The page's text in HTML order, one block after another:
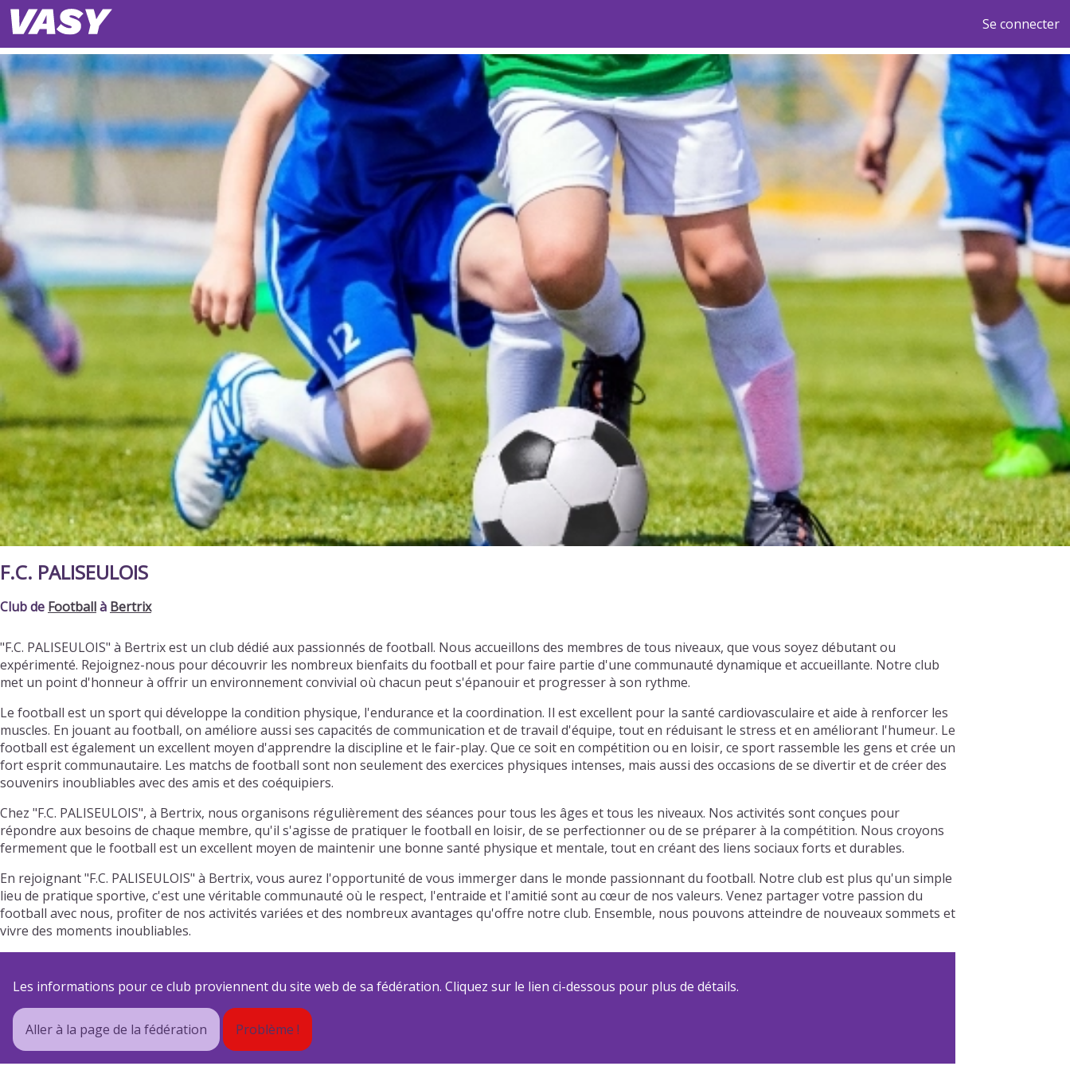
Se connecter
F.C. PALISEULOIS
Club de Footballà Bertrix
"F.C. PALISEULOIS" à Bertrix est un club dédié aux passionnés de football. Nous accueillons des membres de tous niveaux, que vous soyez débutant ou
expérimenté. Rejoignez-nous pour découvrir les nombreux bienfaits du football et pour faire partie d'une communauté dynamique et accueillante. Notre club
met un point d'honneur à offrir un environnement convivial où chacun peut s'épanouir et progresser à son rythme.
Le football est un sport qui développe la condition physique, l'endurance et la coordination. Il est excellent pour la santé cardiovasculaire et aide à renforcer les
muscles. En jouant au football, on améliore aussi ses capacités de communication et de travail d'équipe, tout en réduisant le stress et en améliorant l'humeur. Le
football est également un excellent moyen d'apprendre la discipline et le fair-play. Que ce soit en compétition ou en loisir, ce sport rassemble les gens et crée un
fort esprit communautaire. Les matchs de football sont non seulement des exercices physiques intenses, mais aussi des occasions de se divertir et de créer des
souvenirs inoubliables avec des amis et des coéquipiers.
Chez "F.C. PALISEULOIS", à Bertrix, nous organisons régulièrement des séances pour tous les âges et tous les niveaux. Nos activités sont conçues pour
répondre aux besoins de chaque membre, qu'il s'agisse de pratiquer le football en loisir, de se perfectionner ou de se préparer à la compétition. Nous croyons
fermement que le football est un excellent moyen de maintenir une bonne santé physique et mentale, tout en créant des liens sociaux forts et durables.
En rejoignant "F.C. PALISEULOIS" à Bertrix, vous aurez l'opportunité de vous immerger dans le monde passionnant du football. Notre club est plus qu'un simple
lieu de pratique sportive, c'est une véritable communauté où le respect, l'entraide et l'amitié sont au cœur de nos valeurs. Venez partager votre passion du
football avec nous, profiter de nos activités variées et des nombreux avantages qu'offre notre club. Ensemble, nous pouvons atteindre de nouveaux sommets et
vivre des moments inoubliables.
Les informations pour ce club proviennent du site web de sa fédération. Cliquez sur le lien ci-dessous pour plus de détails.
Aller à la page de la fédération Problème !